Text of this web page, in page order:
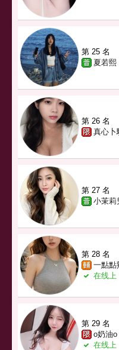
第 25 名
夏若熙
第 26 名
真心卜
第 27 名
小茉莉
第 28 名
一點點
在线上
第 29 名
o奶油o
在线上